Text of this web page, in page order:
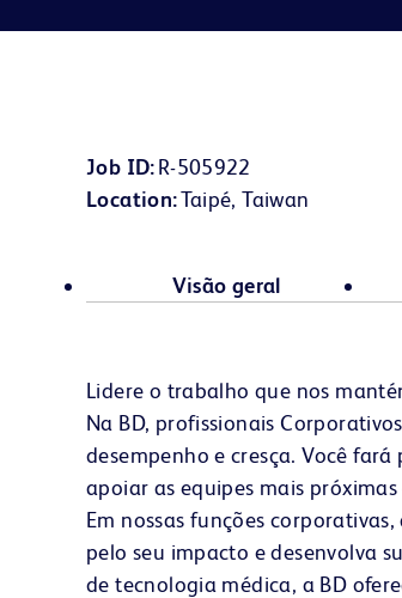
Job ID R-505922
Location Taipé, Taiwan
Visão geral
Lidere o trabalho que nos
Na BD, profissionais
desempenho e cresça. Você
apoiar as equipes mais
Em nossas funções
pelo seu impacto e desenvolva
de tecnologia médica, a BD